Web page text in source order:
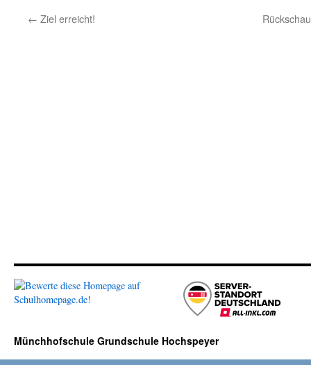
← Ziel erreicht!
Münchhofschule Grundschule Hochspeyer